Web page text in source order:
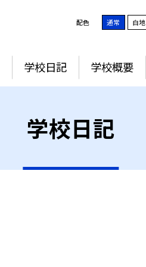
配色 通常 白地
学校日記 学校概要
学校日記